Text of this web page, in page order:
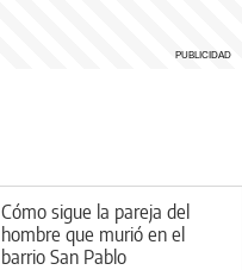
Cómo sigue la pareja del
hombre que murió en el
barrio San Pablo